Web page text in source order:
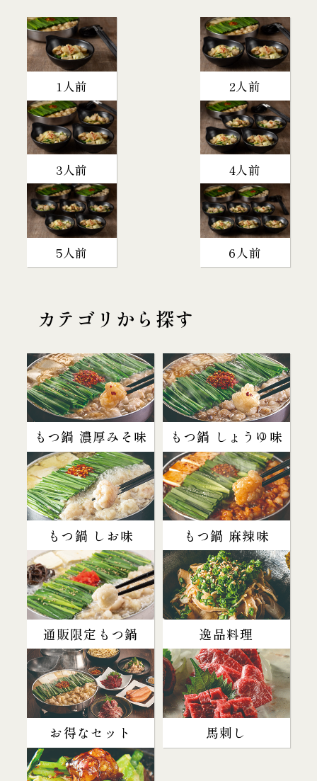
1人前 2人前
3人前 4人前
5人前 6人前
カテゴリから探す
もつ鍋 濃厚みそ味 もつ鍋 しょうゆ味
もつ鍋 しお味 もつ鍋 麻辣味
通販限定もつ鍋 逸品料理
お得なセット 馬刺し